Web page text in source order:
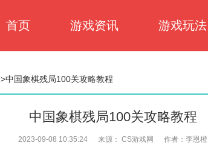
首页 游戏资讯 游戏玩法
>中国象棋残局100关攻略教程
中国象棋残局100关攻略教程
2023-09-08 10:35:24 来源： CS游戏网 作者：李恩橙